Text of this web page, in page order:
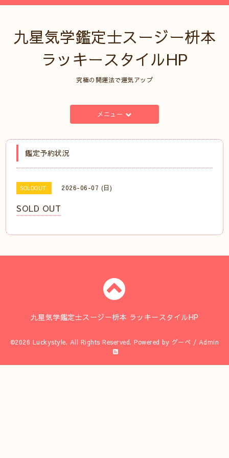
九星気学鑑定士スージー枡本
ラッキースタイルHP
究極の開運法で運気アップ
メニュー
鑑定予約状況
SOLDOUT 2026-06-07 (日)
SOLD OUT
九星気学鑑定士スージー枡本 ラッキースタイルHP
©2026 Luckystyle. All Rights Reserved. Powered by グーペ / Admin